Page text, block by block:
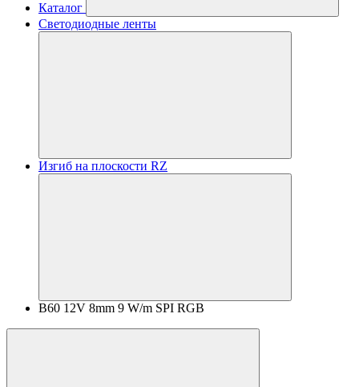
Каталог
Светодиодные ленты
Изгиб на плоскости RZ
B60 12V 8mm 9 W/m SPI RGB